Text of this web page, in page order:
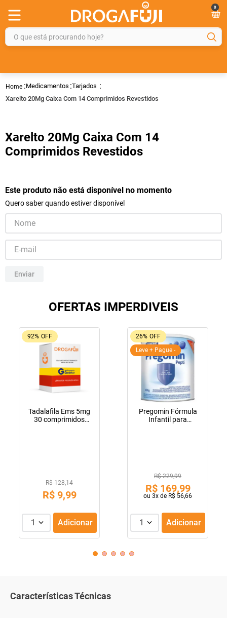
0
O que está procurando hoje?
Medicamentos Tarjados
Xarelto 20Mg Caixa Com 14 Comprimidos Revestidos
Xarelto 20Mg Caixa Com 14
Comprimidos Revestidos
Este produto não está disponível no momento
Quero saber quando estiver disponível
Enviar
OFERTAS IMPERDIVEIS
92% OFF
Tadalafila Ems 5mg
30 comprimidos
R$ 128,14
R$ 9,99
1 Adicionar
26% OFF
Leve + Pague -
Pregomin Fórmula
Infantil para
R$ 229,99
R$ 169,99
ou 3x de R$ 56,66
1 Adicionar
Características Técnicas
2º
gelmax
rosuvastatina 20mg
5º
protetor solar
8º
fraldas geriátricas
10º lola